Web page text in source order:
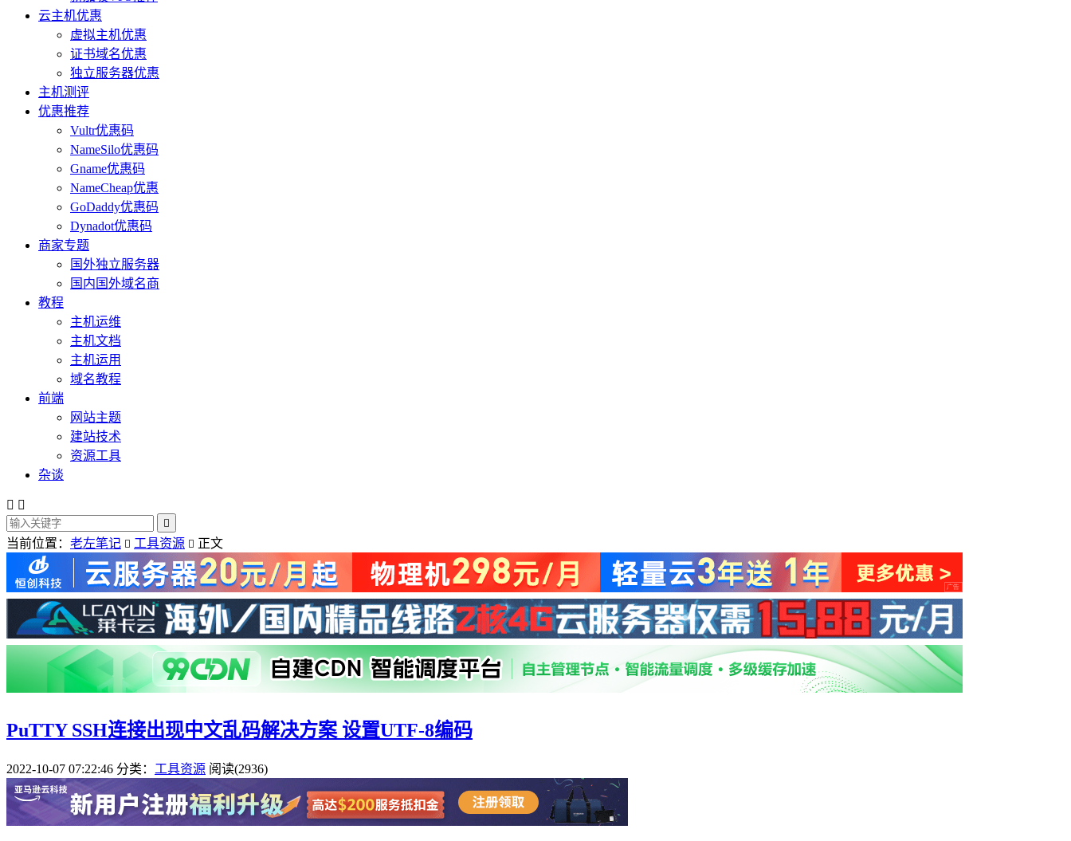
云主机优惠
虚拟主机优惠
证书域名优惠
独立服务器优惠
主机测评
优惠推荐
Vultr优惠码
NameSilo优惠码
Gname优惠码
NameCheap优惠
GoDaddy优惠码
Dynadot优惠码
商家专题
国外独立服务器
国内国外域名商
教程
主机运维
主机文档
主机运用
域名教程
前端
网站主题
建站技术
资源工具
杂谈
 

当前位置： 老左笔记  工具资源  正文
PuTTY SSH连接出现中文乱码解决方案 设置UTF-8编码
2022-10-07 07:22:46 分类： 工具资源 阅读(2936)